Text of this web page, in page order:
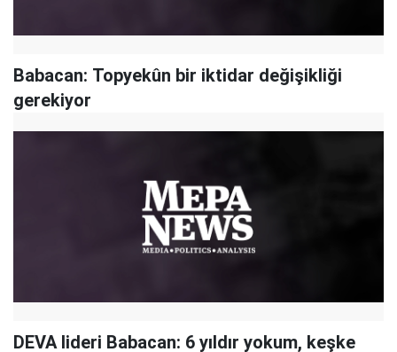
Babacan: Topyekûn bir iktidar değişikliği
gerekiyor
DEVA lideri Babacan: 6 yıldır yokum, keşke